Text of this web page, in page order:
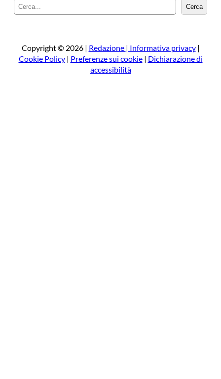
e
a
Cerca
Copyright © 2026 | Redazione | Informativa privacy|
Cookie Policy| Preferenze sui cookie| Dichiarazione di
accessibilità